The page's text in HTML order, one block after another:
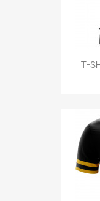
T-